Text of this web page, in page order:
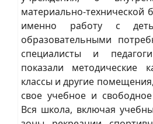
материально-технической
именно работу с
образовательными
специалисты и
показали методические
классы и другие
свое учебное и
Вся школа, включая